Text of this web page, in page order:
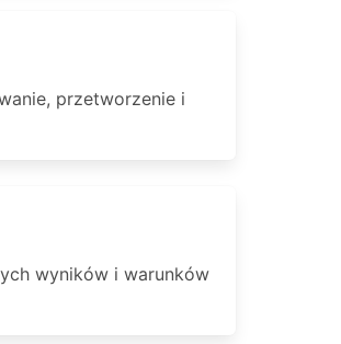
przetworzenie i
wyników i warunków